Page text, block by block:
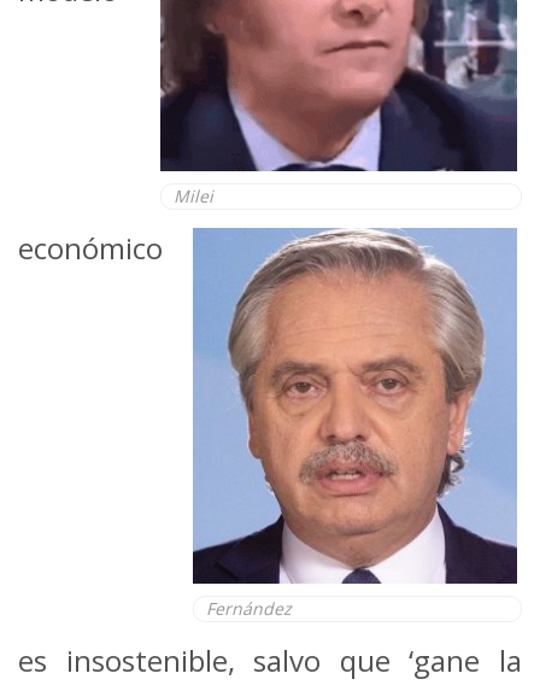
Milei
Fernández
económico
es insostenible, salvo que ‘gane la